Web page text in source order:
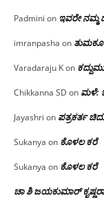
Padmini on ಇವರೇ ನಮ್ಮ
imranpasha on
Varadaraju Kon
Chikkanna SD on ಮಳೆ:
Jayashri on ಪತ್ರಕರ್ತ
Sukanya on ಕೊಳಲ ಕರೆ
Sukanya on ಕೊಳಲ ಕರೆ
ಚಾ ಶಿ ಜಯಕುಮಾರ್